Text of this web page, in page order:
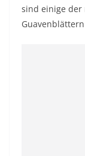
sind einige der